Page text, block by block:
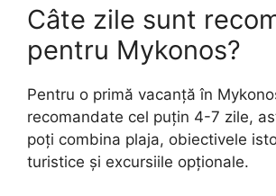
Câte zile sunt
pentru Mykonos?
Pentru o primă vacanță în
recomandate cel puțin 4-7 zile,
poți combina plaja, obiectivele
turistice și excursiile opționale.